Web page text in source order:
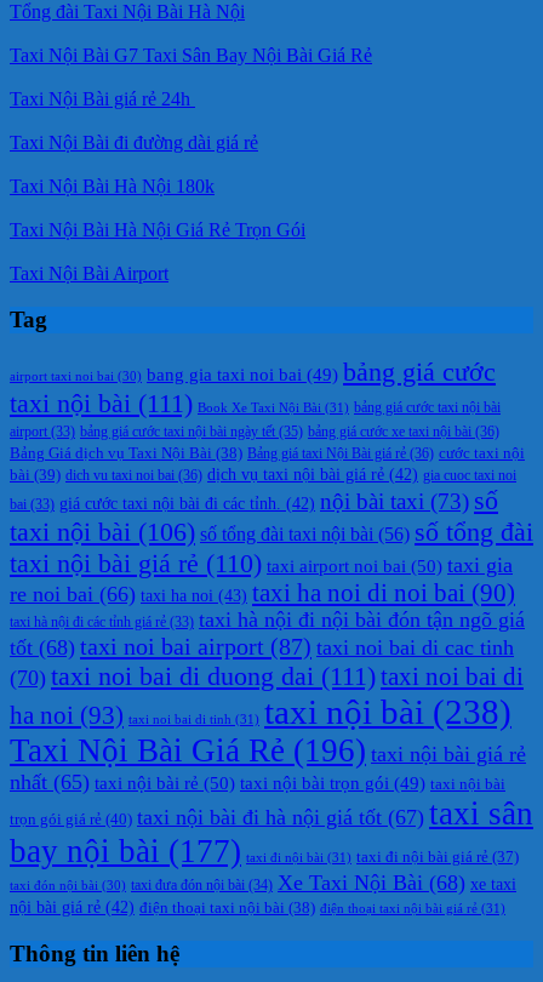
Tổng đài Taxi Nội Bài Hà Nội
Taxi Nội Bài G7 Taxi Sân Bay Nội Bài Giá Rẻ
Taxi Nội Bài giá rẻ 24h
Taxi Nội Bài đi đường dài giá rẻ
Taxi Nội Bài Hà Nội 180k
Taxi Nội Bài Hà Nội Giá Rẻ Trọn Gói
Taxi Nội Bài Airport
Tag
airport taxi noi bai (30) bang gia taxi noi bai (49) bảng giá cước
taxi nội bài (111) Book Xe Taxi Nội Bài (31) bảng giá cước taxi nội bài
airport (33) bảng giá cước taxi nội bài ngày tết (35) bảng giá cước xe taxi nội bài (36)
Bảng Giá dịch vụ Taxi Nội Bài (38) Bảng giá taxi Nội Bài giá rẻ (36) cước taxi nội
bài (39) dich vu taxi noi bai (36) dịch vụ taxi nội bài giá rẻ (42) gia cuoc taxi noi
bai (33) giá cước taxi nội bài đi các tỉnh. (42) nội bài taxi (73) số
taxi nội bài (106) số tổng đài taxi nội bài (56) số tổng đài
taxi nội bài giá rẻ (110) taxi airport noi bai (50) taxi gia
re noi bai (66) taxi ha noi (43) taxi ha noi di noi bai (90)
taxi hà nội đi các tỉnh giá rẻ (33) taxi hà nội đi nội bài đón tận ngõ giá
tốt (68) taxi noi bai airport (87) taxi noi bai di cac tinh
(70) taxi noi bai di duong dai (111)taxi noi bai di
ha noi (93) taxi noi bai di tinh (31) taxi nội bài (238)
Taxi Nội Bài Giá Rẻ (196) taxi nội bài giá rẻ
nhất (65) taxi nội bài rẻ (50) taxi nội bài trọn gói (49) taxi nội bài
trọn gói giá rẻ (40) taxi nội bài đi hà nội giá tốt (67) taxi sân
bay nội bài (177) taxi đi nội bài (31) taxi đi nội bài giá rẻ (37)
taxi đón nội bài (30) taxi đưa đón nội bài (34) Xe Taxi Nội Bài (68) xe taxi
nội bài giá rẻ (42) điện thoại taxi nội bài (38) điện thoại taxi nội bài giá rẻ (31)
Thông tin liên hệ